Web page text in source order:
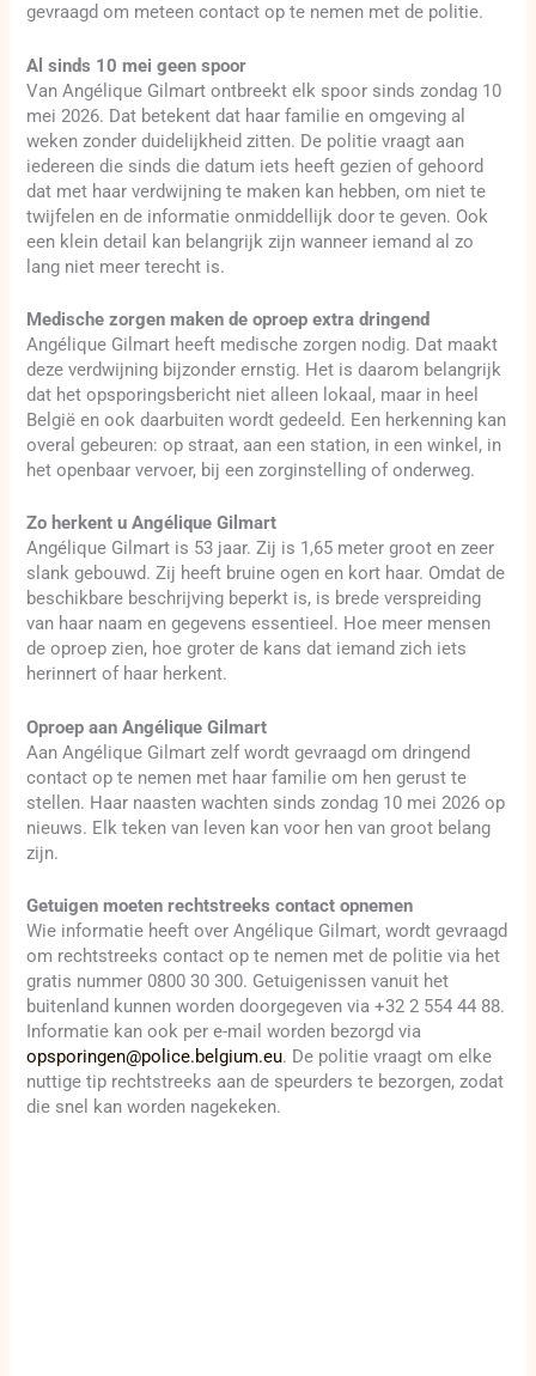
gevraagd om meteen contact op te nemen met de politie.
Al sinds 10 mei geen spoor
Van Angélique Gilmart ontbreekt elk spoor sinds zondag 10
mei 2026. Dat betekent dat haar familie en omgeving al
weken zonder duidelijkheid zitten. De politie vraagt aan
iedereen die sinds die datum iets heeft gezien of gehoord
dat met haar verdwijning te maken kan hebben, om niet te
twijfelen en de informatie onmiddellijk door te geven. Ook
een klein detail kan belangrijk zijn wanneer iemand al zo
lang niet meer terecht is.
Medische zorgen maken de oproep extra dringend
Angélique Gilmart heeft medische zorgen nodig. Dat maakt
deze verdwijning bijzonder ernstig. Het is daarom belangrijk
dat het opsporingsbericht niet alleen lokaal, maar in heel
België en ook daarbuiten wordt gedeeld. Een herkenning kan
overal gebeuren: op straat, aan een station, in een winkel, in
het openbaar vervoer, bij een zorginstelling of onderweg.
Zo herkent u Angélique Gilmart
Angélique Gilmart is 53 jaar. Zij is 1,65 meter groot en zeer
slank gebouwd. Zij heeft bruine ogen en kort haar. Omdat de
beschikbare beschrijving beperkt is, is brede verspreiding
van haar naam en gegevens essentieel. Hoe meer mensen
de oproep zien, hoe groter de kans dat iemand zich iets
herinnert of haar herkent.
Oproep aan Angélique Gilmart
Aan Angélique Gilmart zelf wordt gevraagd om dringend
contact op te nemen met haar familie om hen gerust te
stellen. Haar naasten wachten sinds zondag 10 mei 2026 op
nieuws. Elk teken van leven kan voor hen van groot belang
zijn.
Getuigen moeten rechtstreeks contact opnemen
Wie informatie heeft over Angélique Gilmart, wordt gevraagd
om rechtstreeks contact op te nemen met de politie via het
gratis nummer 0800 30 300. Getuigenissen vanuit het
buitenland kunnen worden doorgegeven via +32 2 554 44 88.
Informatie kan ook per e-mail worden bezorgd via
opsporingen@police.belgium.eu. De politie vraagt om elke
nuttige tip rechtstreeks aan de speurders te bezorgen, zodat
die snel kan worden nagekeken.